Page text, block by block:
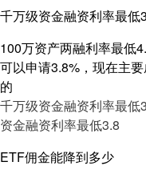
千万级资金融资利率最低
100万资产两融利率最低
可以申请3.8%，现在主
的
千万级资金融资利率最低
资金融资利率最低3.8
ETF佣金能降到多少